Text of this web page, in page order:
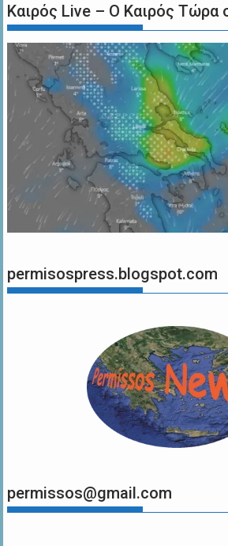
Καιρός Live – Ο Καιρός Τώρα
permisospress.blogspot.com
permissos@gmail.com